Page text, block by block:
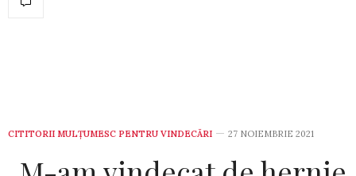
CITITORII MULȚUMESC PENTRU VINDECĂRI 27 NOIEMBRIE 2021